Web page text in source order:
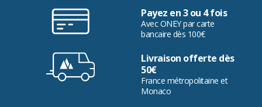
Payez en 3 ou 4 fois
Avec ONEY par carte
bancaire dès 100€
Livraison offerte dès
50€
France métropolitaine et
Monaco